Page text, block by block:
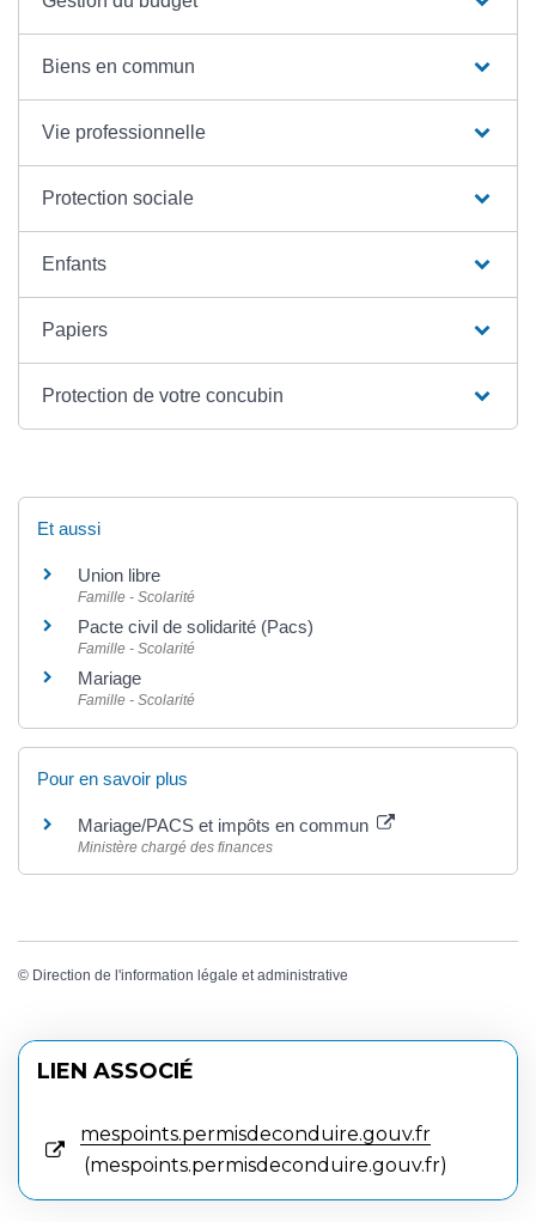
Biens en commun
Vie professionnelle
Protection sociale
Enfants
Papiers
Protection de votre concubin
Et aussi
Union libre
Famille - Scolarité
Pacte civil de solidarité (Pacs)
Famille - Scolarité
Mariage
Famille - Scolarité
Pour en savoir plus
Mariage/PACS et impôts en commun
Ministère chargé des finances
© Direction de l'information légale et administrative
LIEN ASSOCIÉ
mespoints.permisdeconduire.gouv.fr
mespoints.permisdeconduire.gouv.fr